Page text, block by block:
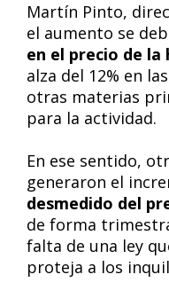
Martín Pinto,
el aumento se
en el precio de la
alza del 12% en
otras materias
para la actividad.
En ese sentido,
generaron el
desmedido del
de forma
falta de una ley
proteja a los